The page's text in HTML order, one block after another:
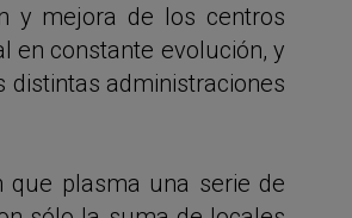
y mejora de los centros
en constante evolución, y
distintas administraciones
que plasma una serie de